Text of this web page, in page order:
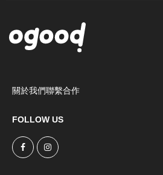
關於我們聯繫合作
FOLLOW US